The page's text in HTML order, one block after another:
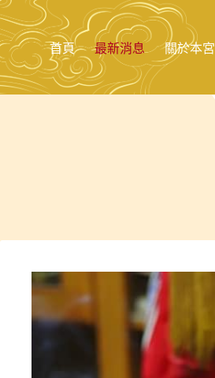
跳
至
主
要
內
首頁 最新消息 關於本宮